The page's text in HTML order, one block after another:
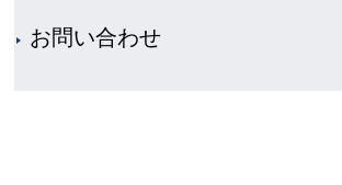
お問い合わせ